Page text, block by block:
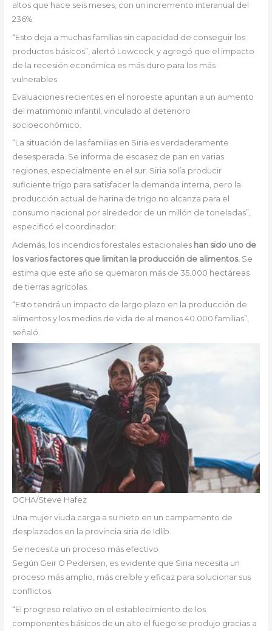
altos que hace seis meses, con un incremento interanual del
236%.
“Esto deja a muchas familias sin capacidad de conseguir los
productos básicos”, alertó Lowcock, y agregó que el impacto
de la recesión económica es más duro para los más
vulnerables.
Evaluaciones recientes en el noroeste apuntan a un aumento
del matrimonio infantil, vinculado al deterioro
socioeconómico.
“La situación de las familias en Siria es verdaderamente
desesperada. Se informa de escasez de pan en varias
regiones, especialmente en el sur. Siria solía producir
suficiente trigo para satisfacer la demanda interna, pero la
producción actual de harina de trigo no alcanza para el
consumo nacional por alrededor de un millón de toneladas”,
especificó el coordinador.
Además, los incendios forestales estacionaleshan sido uno de
los varios factores que limitan la producción de alimentos. Se
estima que este año se quemaron más de 35.000 hectáreas
de tierras agrícolas.
“Esto tendrá un impacto de largo plazo en la producción de
alimentos y los medios de vida de al menos 40.000 familias”,
señaló.
OCHA/Steve Hafez
Una mujer viuda carga a su nieto en un campamento de
desplazados en la provincia siria de Idlib.
Se necesita un proceso más efectivo
Según Geir O Pedersen, es evidente que Siria necesita un
proceso más amplio, más creíble y eficaz para solucionar sus
conflictos.
“El progreso relativo en el establecimiento de los
componentes básicos de un alto el fuego se produjo gracias a